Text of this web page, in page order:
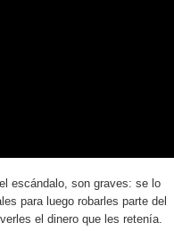
escándalo, son graves: se lo
para luego robarles parte del
el dinero que les retenía.